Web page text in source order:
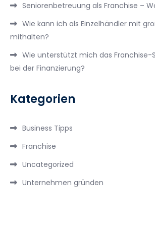
Seniorenbetreuung als Franchise –
Wie kann ich als Einzelhändler mit
mithalten?
Wie unterstützt mich das Franchise-
bei der Finanzierung?
Kategorien
Business Tipps
Franchise
Uncategorized
Unternehmen gründen